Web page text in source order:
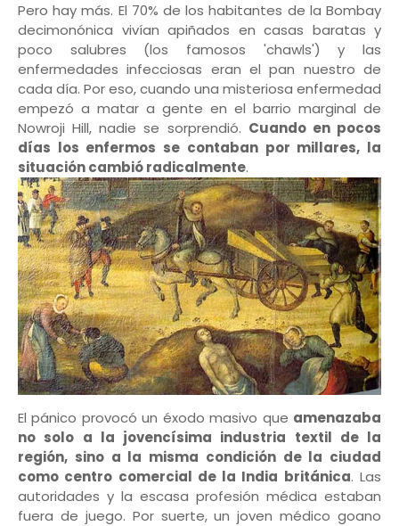
Pero hay más. El 70% de los habitantes de la Bombay
decimonónica vivían apiñados en casas baratas y
poco salubres (los famosos 'chawls') y las
enfermedades infecciosas eran el pan nuestro de
cada día. Por eso, cuando una misteriosa enfermedad
empezó a matar a gente en el barrio marginal de
Nowroji Hill, nadie se sorprendió. Cuando en pocos
días los enfermos se contaban por millares, la
situación cambió radicalmente.
El pánico provocó un éxodo masivo que amenazaba
no solo a la jovencísima industria textil de la
región, sino a la misma condición de la ciudad
como centro comercial de la India británica. Las
autoridades y la escasa profesión médica estaban
fuera de juego. Por suerte, un joven médico goano